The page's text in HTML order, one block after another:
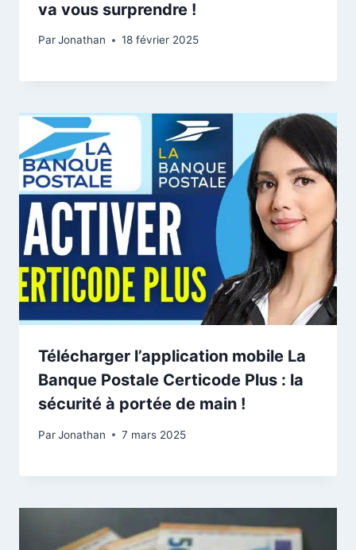
va vous surprendre !
ParJonathan 18 février 2025
Télécharger l’application mobile La
Banque Postale Certicode Plus : la
sécurité à portée de main !
ParJonathan 7 mars 2025